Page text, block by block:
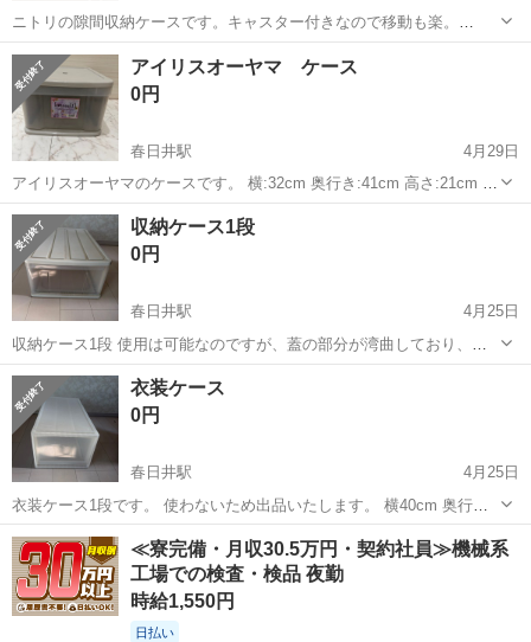
ニトリの隙間収納ケースです。キャスター付きなので移動も楽。
TikTokでも以前に紹介されてたと思います。 トイレの隙間にキッチン
の隙間に重宝します。 汚れは特にないかと思います。 サイズ高さ66✖️
幅15✖️42 一度でスム...
愛知 名古屋市 春日井駅
アイリスオーヤマ ケース
0円
春日井駅
4月29日
アイリスオーヤマのケースです。 横:32cm 奥行き:41cm 高さ:21cm キ
レイな方ではありますが、中古品となるためご理解ご了承いただける
方のみお願いいたします。 お取引については、基本的に取りに来てい
ただける方...
愛知 春日井市 春日井駅
収納ケース1段
0円
春日井駅
4月25日
収納ケース1段 使用は可能なのですが、蓋の部分が湾曲しており、引
き出しがやりづらいです。(わかりづらいですが写真4枚目) その点ご理
解ご了承いただける方のみお願いいたします。 横40cm 奥行き66cm
高さ23cm ...
愛知 春日井市
衣装ケース
0円
春日井駅
4月25日
衣装ケース1段です。 使わないため出品いたします。 横40cm 奥行き
75cm 高さ30cm お取引については、基本的に取りに来ていただける方
優先でお願いしております。 お互い気持ちの良いお取引ができればと
思います。...
愛知 春日井市 春日井駅 収納家具 ケース
≪寮完備・月収30.5万円・契約社員≫機械系
工場での検査・検品 夜勤
時給1,550円
日払い